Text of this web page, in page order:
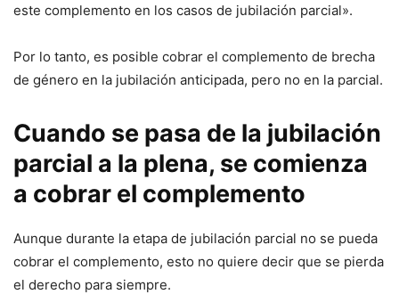
este complemento en los casos de jubilación parcial».
Por lo tanto, es posible cobrar el complemento de brecha
de género en la jubilación anticipada, pero no en la parcial.
Cuando se pasa de la jubilación
parcial a la plena, se comienza
a cobrar el complemento
Aunque durante la etapa de jubilación parcial no se pueda
cobrar el complemento, esto no quiere decir que se pierda
el derecho para siempre.